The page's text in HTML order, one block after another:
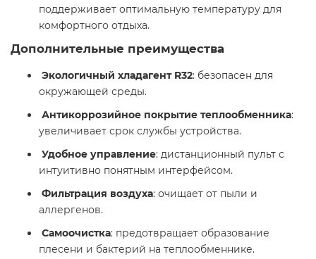
поддерживает оптимальную температуру для
комфортного отдыха.
Дополнительные преимущества
Экологичный хладагент R32: безопасен для
окружающей среды.
Антикоррозийное покрытие теплообменника:
увеличивает срок службы устройства.
Удобное управление: дистанционный пульт с
интуитивно понятным интерфейсом.
Фильтрация воздуха: очищает от пыли и
аллергенов.
Самоочистка: предотвращает образование
плесени и бактерий на теплообменнике.